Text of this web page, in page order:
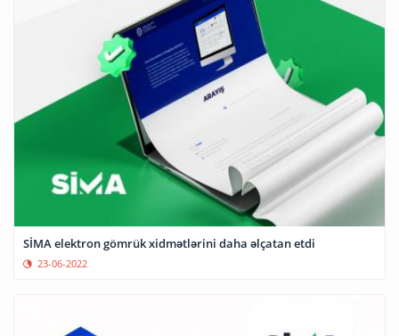
SİMA elektron gömrük xidmətlərini daha əlçatan etdi
23-06-2022